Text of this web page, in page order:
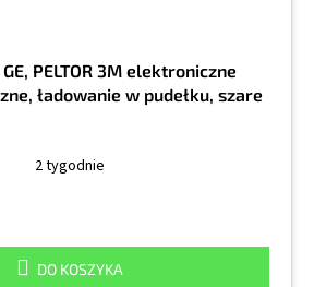
PELTOR 3M elektroniczne
ładowanie w pudełku, szare
2 tygodnie
DO KOSZYKA